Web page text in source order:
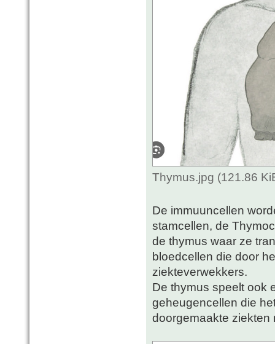
Thymus.jpg (121.86
De immuuncellen
stamcellen, de
de thymus waar ze
bloedcellen die door
ziekteverwekkers.
De thymus speelt ook
geheugencellen die
doorgemaakte ziekten